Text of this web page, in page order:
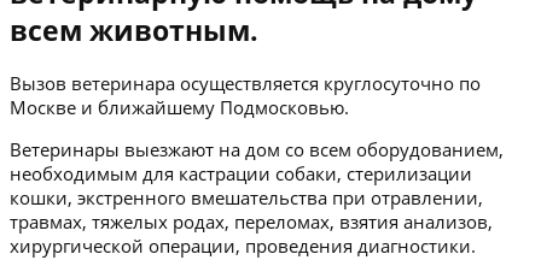
всем животным.
Вызов ветеринара осуществляется круглосуточно по
Москве и ближайшему Подмосковью.
Ветеринары выезжают на дом со всем оборудованием,
необходимым для кастрации собаки, стерилизации
кошки, экстренного вмешательства при отравлении,
травмах, тяжелых родах, переломах, взятия анализов,
хирургической операции, проведения диагностики.